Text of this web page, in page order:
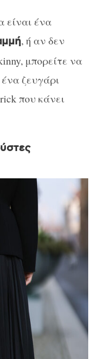
είναι ένα
, ή αν δεν
μπορείτε να
ζευγάρι
που κάνει